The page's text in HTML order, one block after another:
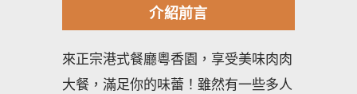
介紹前言
來正宗港式餐廳粵香園，享受美味肉肉
大餐，滿足你的味蕾！雖然有一些多人